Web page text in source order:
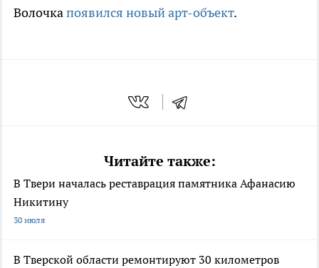
Волочкапоявился новый арт-объект.
Читайте также:
В Твери началась реставрация памятника Афанасию
Никитину
30 июля
В Тверской области ремонтируют 30 километров